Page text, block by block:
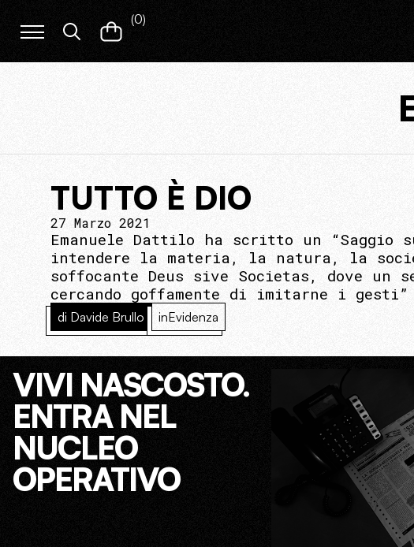
(0)
TUTTO È DIO
27 Marzo 2021
Emanuele Dattilo ha scritto un
intendere la materia, la natura, la
soffocante Deus sive Societas, dove
cercando goffamente di imitarne i gesti”
di Davide Brullo inEvidenza
VIVI NASCOSTO.
ENTRA NEL
NUCLEO
OPERATIVO